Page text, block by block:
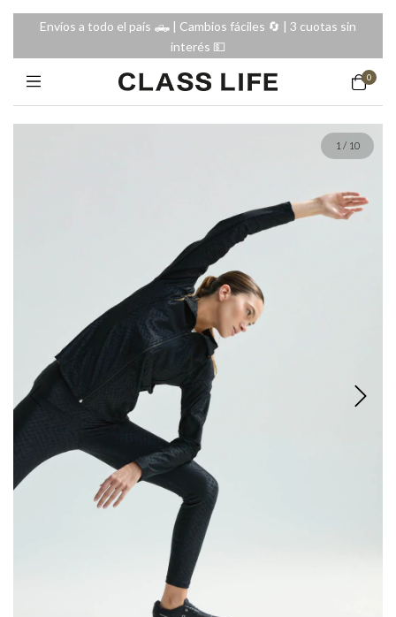
Envíos a todo el país 🛻 | Cambios fáciles 🔄️ | 3 cuotas sin
interés 💵
0
1/ 10